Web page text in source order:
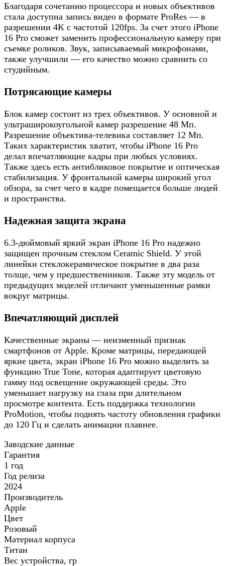
Благодаря сочетанию процессора и новых объективов
стала доступна запись видео в формате ProRes — в
разрешении 4K с частотой 120fps. За счет этого iPhone
16 Pro сможет заменить профессиональную камеру при
съемке роликов. Звук, записываемый микрофонами,
также улучшили — его качество можно сравнить со
студийным.
Потрясающие камеры
Блок камер состоит из трех объективов. У основной и
ультраширокоугольной камер разрешение 48 Мп.
Разрешение объектива-телевика составляет 12 Мп.
Таких характеристик хватит, чтобы iPhone 16 Pro
делал впечатляющие кадры при любых условиях.
Также здесь есть антибликовое покрытие и оптическая
стабилизация. У фронтальной камеры широкий угол
обзора, за счет чего в кадре помещается больше людей
и пространства.
Надежная защита экрана
6.3-дюймовый яркий экран iPhone 16 Pro надежно
защищен прочным стеклом Ceramic Shield. У этой
линейки стеклокерамическое покрытие в два раза
толще, чем у предшественников. Также эту модель от
предыдущих моделей отличают уменьшенные рамки
вокруг матрицы.
Впечатляющий дисплей
Качественные экраны — неизменный признак
смартфонов от Apple. Кроме матрицы, передающей
яркие цвета, экран iPhone 16 Pro можно выделить за
функцию True Tone, которая адаптирует цветовую
гамму под освещение окружающей среды. Это
уменьшает нагрузку на глаза при длительном
просмотре контента. Есть поддержка технологии
ProMotion, чтобы поднять частоту обновления графики
до 120 Гц и сделать анимации плавнее.
Заводские данные
Гарантия
1 год
Год релиза
2024
Производитель
Apple
Цвет
Розовый
Материал корпуса
Титан
Вес устройства, гр